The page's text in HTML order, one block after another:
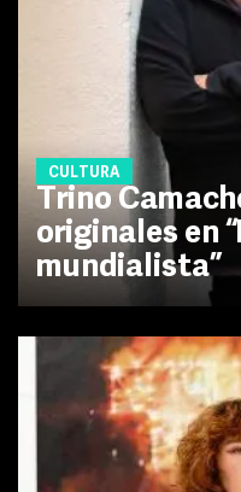
CULTURA
Trino
originales en
mundialista”